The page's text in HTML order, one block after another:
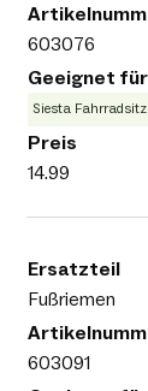
603076
Siesta Fahrradsitz
14.99
Fußriemen
603091